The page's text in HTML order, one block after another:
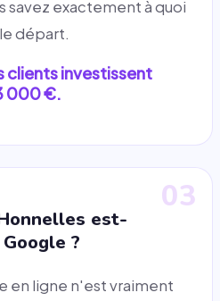
savez exactement à quoi
départ.
clients investissent
000 €.
03
est-
?
en ligne n'est vraiment